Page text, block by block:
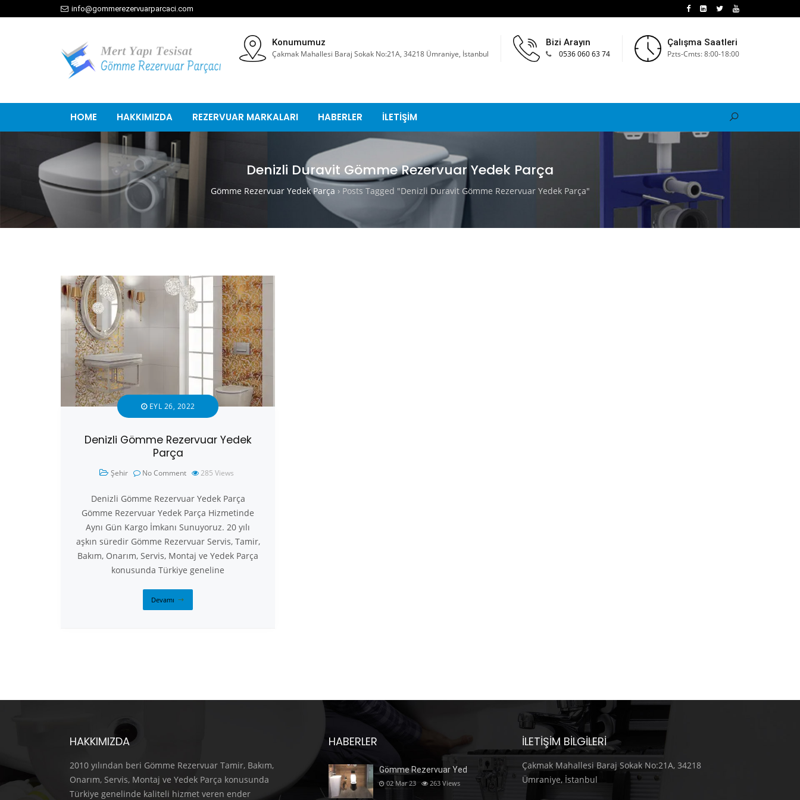
info@gommerezervuarparcaci.com
Konumumuz
Çakmak Mahallesi Baraj Sokak No:21A, 34218 Ümraniye, İstanbul
Bizi Arayın
0536 060 63 74
Çalışma Saatleri
Pzts-Cmts: 8:00-18:00
HOME HAKKIMIZDA REZERVUAR MARKALARI HABERLER İLETİŞİM
Denizli Duravit Gömme Rezervuar Yedek Parça
Gömme Rezervuar Yedek Parça › Posts Tagged "Denizli Duravit Gömme Rezervuar Yedek Parça"
EYL 26, 2022
Denizli Gömme Rezervuar Yedek
Parça
Şehir No Comment 285 Views
Denizli Gömme Rezervuar Yedek Parça
Gömme Rezervuar Yedek Parça Hizmetinde
Aynı Gün Kargo İmkanı Sunuyoruz. 20 yılı
aşkın süredir Gömme Rezervuar Servis, Tamir,
Bakım, Onarım, Servis, Montaj ve Yedek Parça
konusunda Türkiye geneline
Devamı
HAKKIMIZDA
2010 yılından beri Gömme Rezervuar Tamir, Bakım,
Onarım, Servis, Montaj ve Yedek Parça konusunda
Türkiye genelinde kaliteli hizmet veren ender
HABERLER
Gömme Rezervuar Yed
02 Mar 23 263 Views
İLETIŞIM BILGILERI
Çakmak Mahallesi Baraj Sokak No:21A, 34218
Ümraniye, İstanbul